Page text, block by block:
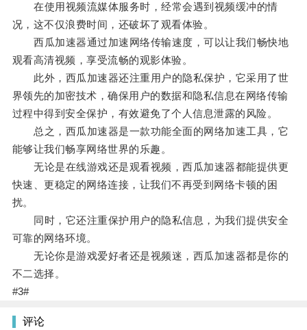
在使用视频流媒体服务时，经常会遇到视频缓冲的情
况，这不仅浪费时间，还破坏了观看体验。
西瓜加速器通过加速网络传输速度，可以让我们畅快地
观看高清视频，享受流畅的观影体验。
此外，西瓜加速器还注重用户的隐私保护，它采用了世
界领先的加密技术，确保用户的数据和隐私信息在网络传输
过程中得到安全保护，有效避免了个人信息泄露的风险。
总之，西瓜加速器是一款功能全面的网络加速工具，它
能够让我们畅享网络世界的乐趣。
无论是在线游戏还是观看视频，西瓜加速器都能提供更
快速、更稳定的网络连接，让我们不再受到网络卡顿的困
扰。
同时，它还注重保护用户的隐私信息，为我们提供安全
可靠的网络环境。
无论你是游戏爱好者还是视频迷，西瓜加速器都是你的
不二选择。
#3#
评论